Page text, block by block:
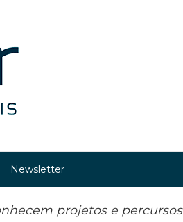
Newsletter
projetos e percursos